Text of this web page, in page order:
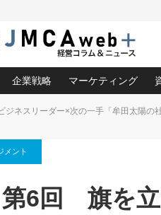
2026.08.7
企業戦略
中小企業の「１位づくり」戦略
利益を最大化する「業務改善」
強い会社を築く ビジネス・クリ
日本レーザー「人を大切にしな
マーケティング
ロングセラーの玉
ジネスリーダー×次の一手「牟田太陽の
メント
第6回 旗を立